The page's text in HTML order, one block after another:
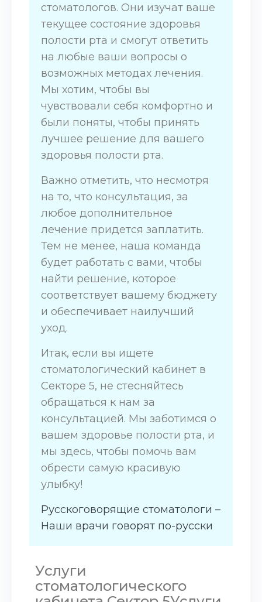
стоматологов. Они изучат ваше
текущее состояние здоровья
полости рта и смогут ответить
на любые ваши вопросы о
возможных методах лечения.
Мы хотим, чтобы вы
чувствовали себя комфортно и
были поняты, чтобы принять
лучшее решение для вашего
здоровья полости рта.
Важно отметить, что несмотря
на то, что консультация, за
любое дополнительное
лечение придется заплатить.
Тем не менее, наша команда
будет работать с вами, чтобы
найти решение, которое
соответствует вашему бюджету
и обеспечивает наилучший
уход.
Итак, если вы ищете
стоматологический кабинет в
Секторе 5, не стесняйтесь
обращаться к нам за
консультацией. Мы заботимся о
вашем здоровье полости рта, и
мы здесь, чтобы помочь вам
обрести самую красивую
улыбку!
Русскоговорящие стоматологи –
Наши врачи говорят по-русски
Услуги
стоматологического